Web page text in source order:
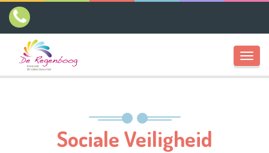
Sociale Veiligheid